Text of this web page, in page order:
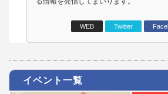
WEB Twitter
イベント一覧